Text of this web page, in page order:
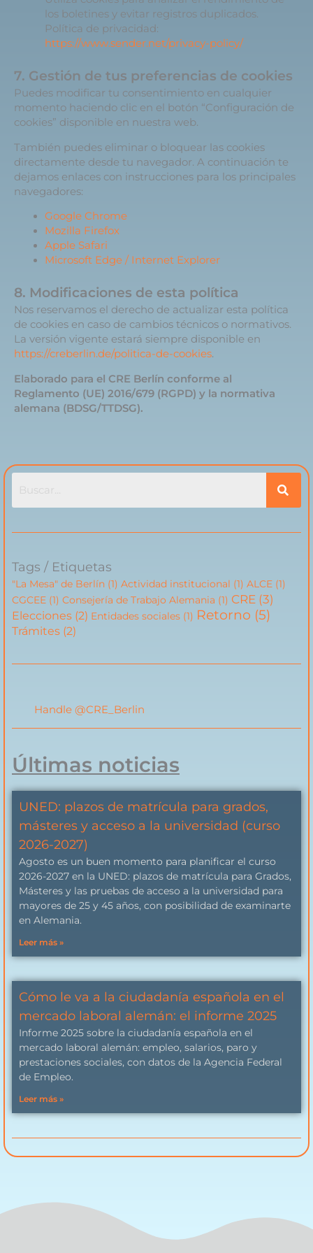
los boletines y evitar registros duplicados.
Política de privacidad:
https://www.sender.net/privacy-policy/
7. Gestión de tus preferencias de cookies
Puedes modificar tu consentimiento en cualquier
momento haciendo clic en el botón “Configuración de
cookies” disponible en nuestra web.
También puedes eliminar o bloquear las cookies
directamente desde tu navegador. A continuación te
dejamos enlaces con instrucciones para los principales
navegadores:
Google Chrome
Mozilla Firefox
Apple Safari
Microsoft Edge / Internet Explorer
8. Modificaciones de esta política
Nos reservamos el derecho de actualizar esta política
de cookies en caso de cambios técnicos o normativos.
La versión vigente estará siempre disponible en
https://creberlin.de/politica-de-cookies.
Elaborado para el CRE Berlín conforme al
Reglamento (UE) 2016/679 (RGPD) y la normativa
alemana (BDSG/TTDSG).
Tags / Etiquetas
"La Mesa" de Berlín (1) Actividad institucional (1) ALCE (1)
CGCEE (1) Consejería de Trabajo Alemania (1) CRE (3)
Elecciones (2) Entidades sociales (1) Retorno (5)
Trámites (2)
Handle @CRE_Berlin
Últimas noticias
UNED: plazos de matrícula para grados,
másteres y acceso a la universidad (curso
2026-2027)
Agosto es un buen momento para planificar el curso
2026-2027 en la UNED: plazos de matrícula para Grados,
Másteres y las pruebas de acceso a la universidad para
mayores de 25 y 45 años, con posibilidad de examinarte
en Alemania.
Leer más »
Cómo le va a la ciudadanía española en el
mercado laboral alemán: el informe 2025
Informe 2025 sobre la ciudadanía española en el
mercado laboral alemán: empleo, salarios, paro y
prestaciones sociales, con datos de la Agencia Federal
de Empleo.
Leer más »